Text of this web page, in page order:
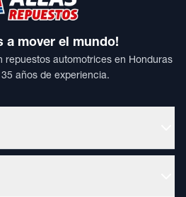
a mover el mundo!
repuestos automotrices en Honduras
años de experiencia.